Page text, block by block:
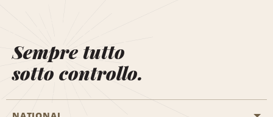
Sempre tutto
sotto controllo.